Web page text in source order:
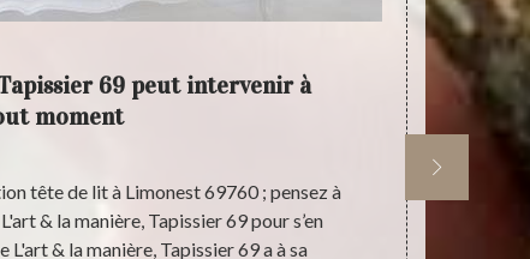
69 peut intervenir à
moment
tête de lit à Limonest 69760 ; pensez à
& la manière, Tapissier 69 pour s’en
& la manière, Tapissier 69 a à sa
L'art